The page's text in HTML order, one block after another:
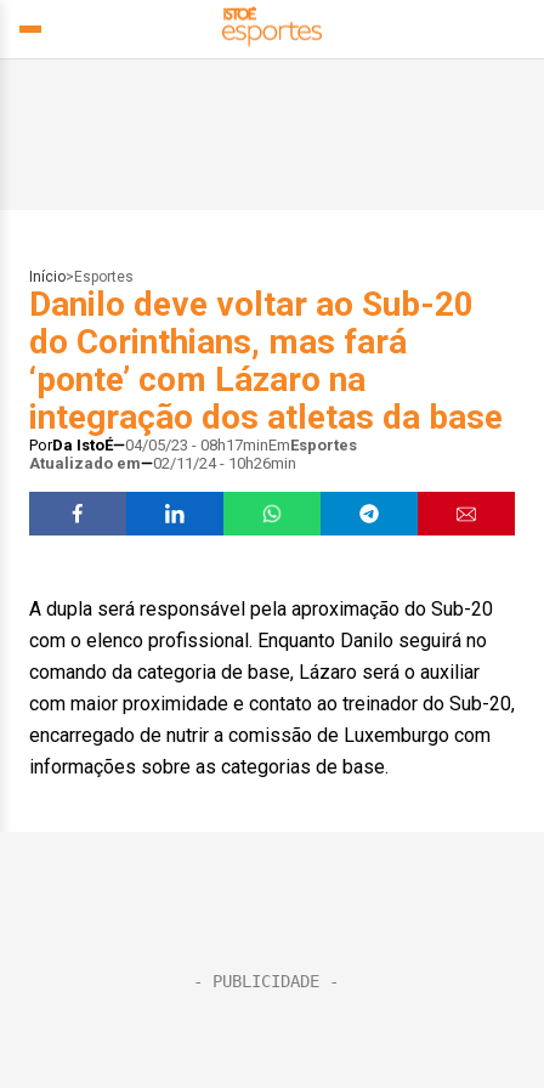
Início> Esportes
Danilo deve voltar ao Sub-20
do Corinthians, mas fará
‘ponte’ com Lázaro na
integração dos atletas da base
PorDa IstoÉ 04/05/23 - 08h17minEmEsportes
Atualizado em
02/11/24 - 10h26min
A dupla será responsável pela aproximação do Sub-20
com o elenco profissional. Enquanto Danilo seguirá no
comando da categoria de base, Lázaro será o auxiliar
com maior proximidade e contato ao treinador do Sub-20,
encarregado de nutrir a comissão de Luxemburgo com
informações sobre as categorias de base.